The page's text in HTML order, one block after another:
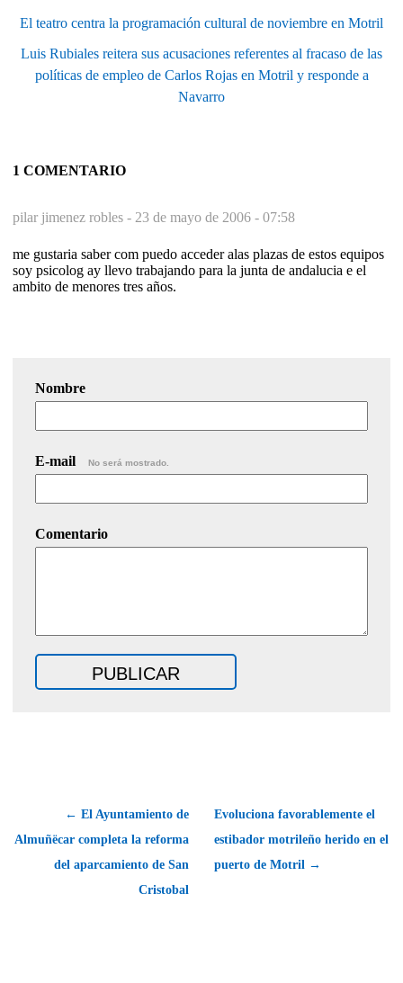
El teatro centra la programación cultural de noviembre en Motril
Luis Rubiales reitera sus acusaciones referentes al fracaso de las
políticas de empleo de Carlos Rojas en Motril y responde a
Navarro
1 COMENTARIO
pilar jimenez robles - 23 de mayo de 2006 - 07:58
me gustaria saber com puedo acceder alas plazas de estos equipos
soy psicolog ay llevo trabajando para la junta de andalucia e el
ambito de menores tres años.
Nombre
E-mail No será mostrado.
Comentario
← El Ayuntamiento de
Almuñëcar completa la reforma
del aparcamiento de San
Cristobal
Evoluciona favorablemente el
estibador motrileño herido en el
puerto de Motril →